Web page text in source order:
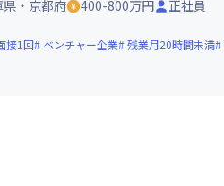
・京都府 400-800万円 正社員
接1回 ベンチャー企業 残業月20時間未満